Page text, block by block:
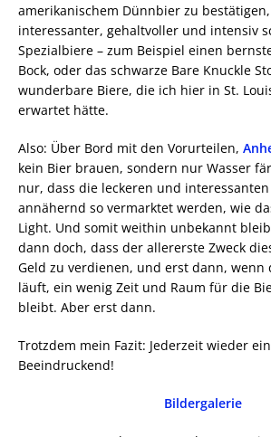
amerikanischem Dünnbier zu
interessanter, gehaltvoller und intensiv
Spezialbiere – zum Beispiel einen
Bock, oder das schwarze Bare Knuckle
wunderbare Biere, die ich hier in St.
erwartet hätte.
Also: Über Bord mit den Vorurteilen,
kein Bier brauen, sondern nur Wasser
nur, dass die leckeren und
annähernd so vermarktet werden, wie
Light. Und somit weithin unbekannt
dann doch, dass der allererste Zweck
Geld zu verdienen, und erst dann, wenn
läuft, ein wenig Zeit und Raum für die
bleibt. Aber erst dann.
Trotzdem mein Fazit: Jederzeit wieder
Beeindruckend!
Bildergalerie